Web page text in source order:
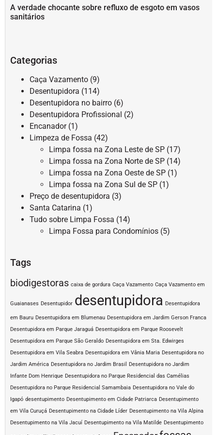
A verdade chocante sobre refluxo de esgoto em vasos
sanitários
Categorias
Caça Vazamento (9)
Desentupidora (114)
Desentupidora no bairro (6)
Desentupidora Profissional (2)
Encanador(1)
Limpeza de Fossa (42)
Limpa fossa na Zona Leste de SP (17)
Limpa fossa na Zona Norte de SP (14)
Limpa fossa na Zona Oeste de SP (1)
Limpa fossa na Zona Sul de SP (1)
Preço de desentupidora (3)
Santa Catarina (1)
Tudo sobre Limpa Fossa (14)
Limpa Fossa para Condomínios (5)
Tags
biodigestoras caixa de gordura Caça Vazamento Caça Vazamento em
Guaianases Desentupidor desentupidora Desentupidora
em Bauru Desentupidora em Blumenau Desentupidora em Jardim Gerson Franca
Desentupidora em Parque Jaraguá Desentupidora em Parque Roosevelt
Desentupidora em Parque São Geraldo Desentupidora em Sta. Edwirges
Desentupidora em Vila Seabra Desentupidora em Vânia Maria Desentupidora no
Jardim América Desentupidora no Jardim Brasil
Desentupidora no Jardim
Infante Dom Henrique Desentupidora no Parque Residencial das Camélias
Desentupidora no Parque Residencial Samambaia Desentupidora no Vale do
Igapó desentupimento Desentupimento em Cidade Patriarca Desentupimento
em Vila Curuçá Desentupimento na Cidade Líder Desentupimento na Vila Alpina
Desentupimento na Vila Jacuí Desentupimento na Vila Matilde Desentupimento